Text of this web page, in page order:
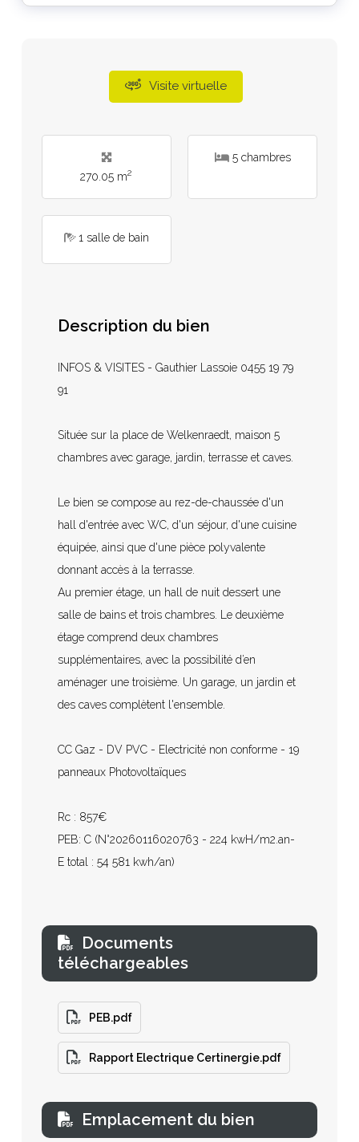
Visite virtuelle
270.05 m2
5 chambres
1 salle de bain
Description du bien
INFOS & VISITES - Gauthier Lassoie 0455 19 79
91
Située sur la place de Welkenraedt, maison 5
chambres avec garage, jardin, terrasse et caves.
Le bien se compose au rez-de-chaussée d'un
hall d'entrée avec WC, d'un séjour, d'une cuisine
équipée, ainsi que d'une pièce polyvalente
donnant accès à la terrasse.
Au premier étage, un hall de nuit dessert une
salle de bains et trois chambres. Le deuxième
étage comprend deux chambres
supplémentaires, avec la possibilité d’en
aménager une troisième. Un garage, un jardin et
des caves complètent l'ensemble.
CC Gaz - DV PVC - Electricité non conforme - 19
panneaux Photovoltaïques
Rc : 857€
PEB: C (N°20260116020763 - 224 kwH/m2.an-
E total : 54 581 kwh/an)
Documents
téléchargeables
PEB.pdf
Rapport Electrique Certinergie.pdf
Emplacement du bien